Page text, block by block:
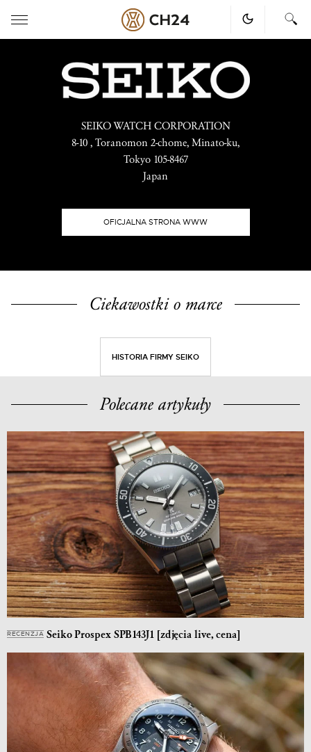
SEIKO WATCH CORPORATION
8-10 , Toranomon 2-chome, Minato-ku,
Tokyo 105-8467
Japan
OFICJALNA STRONA WWW
Ciekawostki o marce
HISTORIA FIRMY SEIKO
Polecane artykuły
RECENZJA Seiko Prospex SPB143J1 [zdjęcia live, cena]